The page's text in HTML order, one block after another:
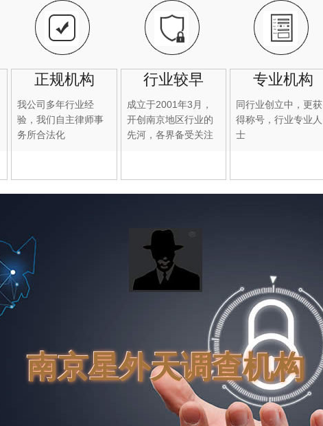
正规机构
我公司多年行业经
验，我们自主律师事
务所合法化
行业较早
成立于2001年3月，
开创南京地区行业的
先河，各界备受关注
专业机构
同行业创立中，更获
得称号，行业专业人
士
南京星外天调查机构